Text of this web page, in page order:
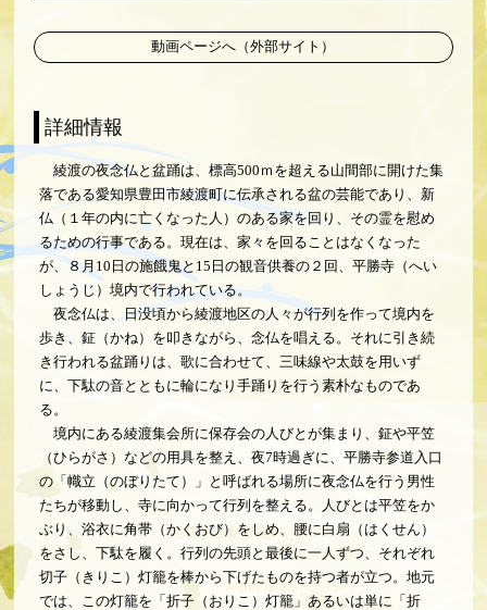
動画ページへ（外部サイト）
綾渡の夜念仏と盆踊は、標高500ｍを超える山間部に開けた集
落である愛知県豊田市綾渡町に伝承される盆の芸能であり、新
仏（１年の内に亡くなった人）のある家を回り、その霊を慰め
るための行事である。現在は、家々を回ることはなくなった
が、８月10日の施餓鬼と15日の観音供養の２回、平勝寺（へい
しょうじ）境内で行われている。
夜念仏は、日没頃から綾渡地区の人々が行列を作って境内を
歩き、鉦（かね）を叩きながら、念仏を唱える。それに引き続
き行われる盆踊りは、歌に合わせて、三味線や太鼓を用いず
に、下駄の音とともに輪になり手踊りを行う素朴なものであ
る。
境内にある綾渡集会所に保存会の人びとが集まり、鉦や平笠
（ひらがさ）などの用具を整え、夜7時過ぎに、平勝寺参道入口
の「幟立（のぼりたて）」と呼ばれる場所に夜念仏を行う男性
たちが移動し、寺に向かって行列を整える。人びとは平笠をか
ぶり、浴衣に角帯（かくおび）をしめ、腰に白扇（はくせん）
をさし、下駄を履く。行列の先頭と最後に一人ずつ、それぞれ
切子（きりこ）灯籠を棒から下げたものを持つ者が立つ。地元
では、この灯籠を「折子（おりこ）灯籠」あるいは単に「折